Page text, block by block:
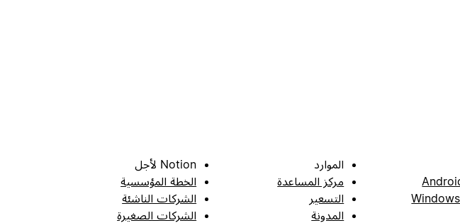
الموارد
مركز المساعدة
التسعير
المدونة
Notion لأجل
الخطة المؤسسية
الشركات الناشئة
الشركات الصغيرة